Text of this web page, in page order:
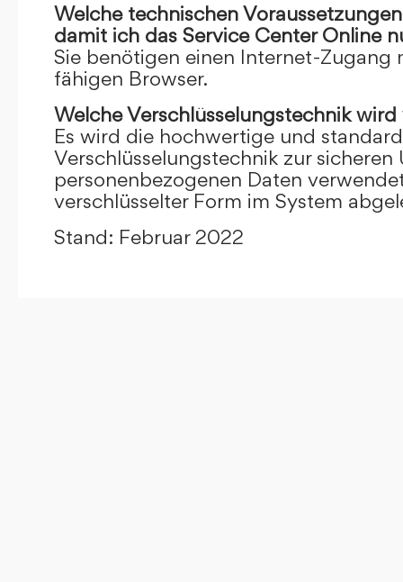
Welche technischen
damit ich das Service Center Online
Sie benötigen einen Internet-Zugang
fähigen Browser.
Welche Verschlüsselungstechnik
Es wird die hochwertige und
Verschlüsselungstechnik zur
personenbezogenen Daten
verschlüsselter Form im System
Stand: Februar 2022